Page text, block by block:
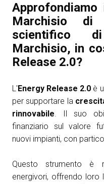
ESPONI A KEY27
AREA RISERVATA
person
A cura di:
Marchisio di
scientifico
Marchisio, in
Release 2.0?
L'Energy Release 2.0 è
per supportare la
rinnovabile. Il suo
finanziario sul valore
nuovi impianti, con
Questo strumento è
energivori, offrendo